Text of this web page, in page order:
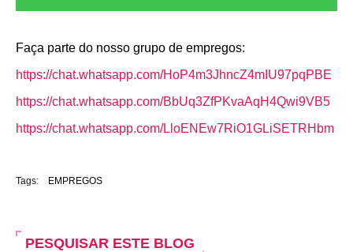
Faça parte do nosso grupo de empregos:
https://chat.whatsapp.com/HoP4m3JhncZ4mIU97pqPBE
https://chat.whatsapp.com/BbUq3ZfPKvaAqH4Qwi9VB5
https://chat.whatsapp.com/LloENEw7RiO1GLiSETRHbm
Tags: EMPREGOS
PESQUISAR ESTE BLOG